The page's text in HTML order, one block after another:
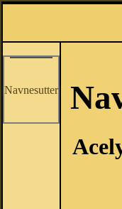
Navnesutter